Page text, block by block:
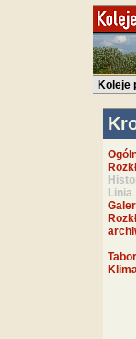
Koleje
Linia
Tabor